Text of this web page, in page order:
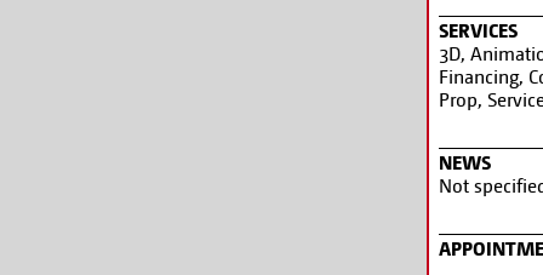
SERVICES
3D,
Financing,
Prop,
NEWS
Not